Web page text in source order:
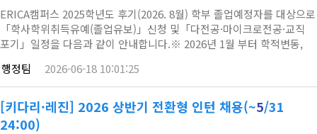
ERICA캠퍼스 2025학년도 후기(2026. 8월) 학부 졸업예정자를 대상으로
「학사학위취득유예(졸업유보)」신청 및「다전공·마이크로전공·교직
포기」일정을 다음과 같이 안내합니다.※ 2026년 1월 부터 학적변동,
학점포기제 관련 문의가 많아 답변 드립니다. 학사학위취득유예자
(수강신청유,무 동일)는 학점포기제 비대상임을 알려드립니다.1.
학생신청일자 :* 2026-1 현장실습 참가자, 2026 여름계절이수자,
공학교육/건축학인증, 교직이수자 등 1차 기간 졸업요건 미충족학…
행정팀 2026-06-18 10:01:25
[키다리·레진] 2026 상반기 전환형 인턴 채용(~5/31
24:00)